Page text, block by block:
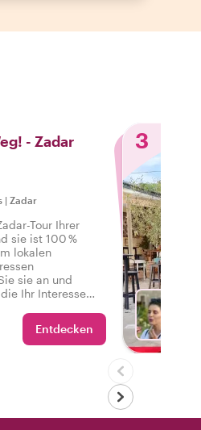
- Zadar
| Zadar
Tour Ihrer
sie ist 100 %
lokalen
sie an und
Ihr Interesse
zu
– Ihre
Entdecken
3